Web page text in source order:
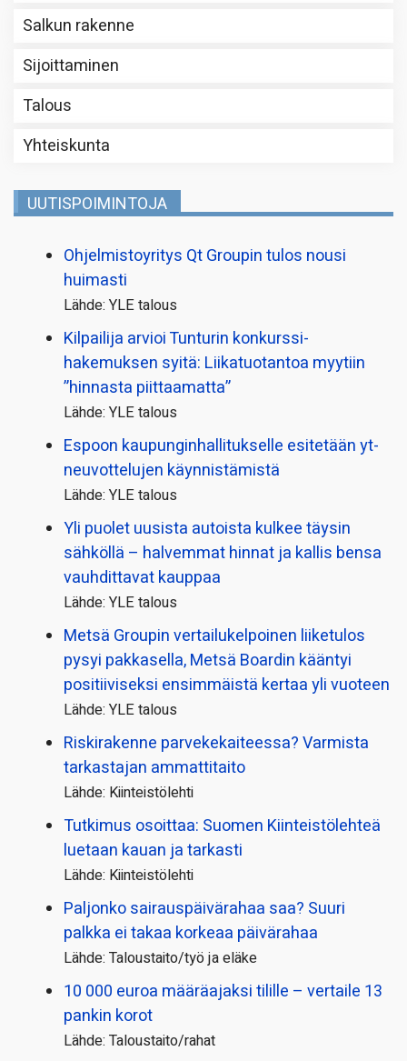
Salkun rakenne
Sijoittaminen
Talous
Yhteiskunta
UUTISPOIMINTOJA
Ohjelmistoyritys Qt Groupin tulos nousi
huimasti
Lähde: YLE talous
Kilpailija arvioi Tunturin konkurssi­
hakemuksen syitä: Liikatuotantoa myytiin
”hinnasta piittaamatta”
Lähde: YLE talous
Espoon kaupungin­hallitukselle esitetään yt-
neuvottelujen käynnistämistä
Lähde: YLE talous
Yli puolet uusista autoista kulkee täysin
sähköllä – halvemmat hinnat ja kallis bensa
vauhdittavat kauppaa
Lähde: YLE talous
Metsä Groupin vertailu­kelpoinen liiketulos
pysyi pakkasella, Metsä Boardin kääntyi
positiiviseksi ensimmäistä kertaa yli vuoteen
Lähde: YLE talous
Riskirakenne parvekekaiteessa? Varmista
tarkastajan ammattitaito
Lähde: Kiinteistölehti
Tutkimus osoittaa: Suomen Kiinteistölehteä
luetaan kauan ja tarkasti
Lähde: Kiinteistölehti
Paljonko sairauspäivä­rahaa saa? Suuri
palkka ei takaa korkeaa päivärahaa
Lähde: Taloustaito/työ ja eläke
10 000 euroa määräajaksi tilille – vertaile 13
pankin korot
Lähde: Taloustaito/rahat